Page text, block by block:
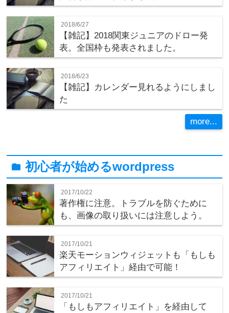
2018/6/27
【雑記】2018関東ジュニアのドロー発
表。全国枠も発表されました。
2018/6/23
【雑記】カレンダー見れるようにしまし
た
more...
folder初心者が始めるwordpress
2017/10/22
著作権に注意。トラブルを防ぐために
も、画像の取り扱いには注意しよう。
2017/10/21
楽天モーションウィジェットも「もしも
アフィリエイト」経由で可能！
2017/10/21
「もしもアフィリエイト」を経由して